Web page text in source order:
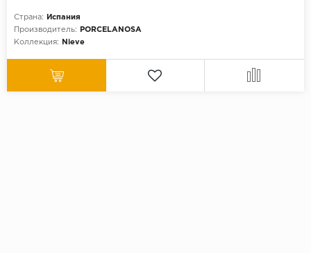
Страна:
Испания
Производитель:
PORCELANOSA
Коллекция:
Nieve